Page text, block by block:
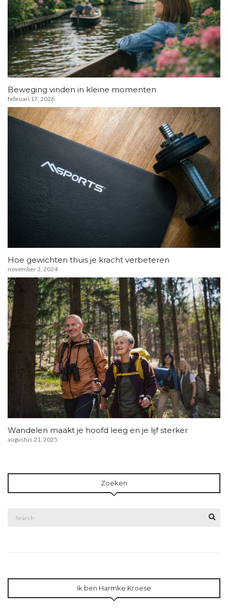
Beweging vinden in kleine momenten
februari 17, 2026
Hoe gewichten thuis je kracht verbeteren
november 3, 2024
Wandelen maakt je hoofd leeg en je lijf sterker
augustus 21, 2025
Zoeken
for:
Ik ben Harmke Kroese